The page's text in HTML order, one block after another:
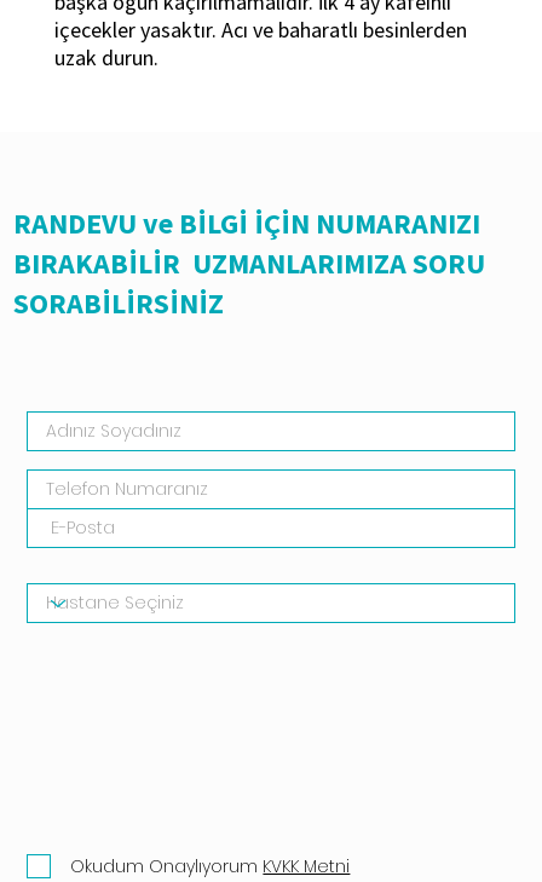
içecekler yasaktır. Acı ve baharatlı besinlerden
uzak durun.
RANDEVU ve BİLGİ İÇİN NUMARANIZI
BIRAKABİLİR UZMANLARIMIZA SORU
SORABİLİRSİNİZ
Okudum Onaylıyorum KVKK Metni